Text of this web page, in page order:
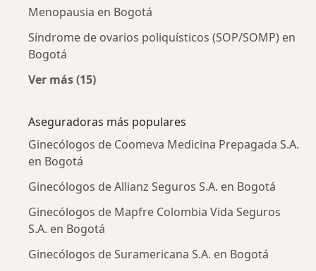
Menopausia en Bogotá
Síndrome de ovarios poliquísticos (SOP/SOMP) en
Bogotá
Ver más (15)
Aseguradoras más populares
Ginecólogos de Coomeva Medicina Prepagada S.A.
en Bogotá
Ginecólogos de Allianz Seguros S.A. en Bogotá
Ginecólogos de Mapfre Colombia Vida Seguros
S.A. en Bogotá
Ginecólogos de Suramericana S.A. en Bogotá